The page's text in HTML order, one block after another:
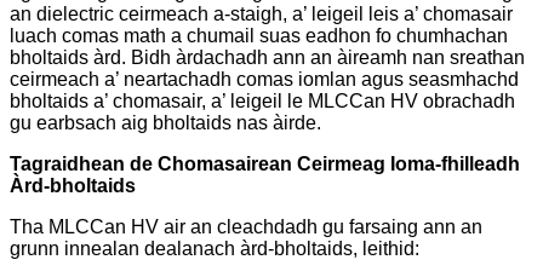
an dielectric ceirmeach a-staigh, a’ leigeil leis a’ chomasair
luach comas math a chumail suas eadhon fo chumhachan
bholtaids àrd. Bidh àrdachadh ann an àireamh nan sreathan
ceirmeach a’ neartachadh comas iomlan agus seasmhachd
bholtaids a’ chomasair, a’ leigeil le MLCCan HV obrachadh
gu earbsach aig bholtaids nas àirde.
Tagraidhean de Chomasairean Ceirmeag Ioma-fhilleadh
Àrd-bholtaids
Tha MLCCan HV air an cleachdadh gu farsaing ann an
grunn innealan dealanach àrd-bholtaids, leithid: